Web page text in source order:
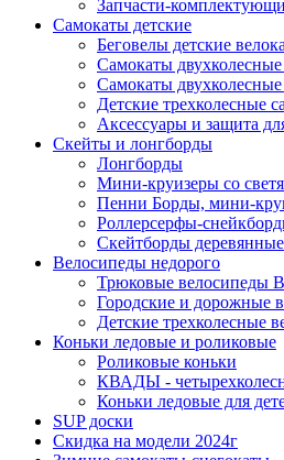
Запчасти-
Самокаты детские
Беговелы детские
Самокаты двухколесные
Самокаты двухколесные
Детские трехколесные
Аксессуары и защита
Cкейты и лонгборды
Лонгборды
Мини-круизеры со
Пенни Борды, мини-
Роллерсерфы-
Скейтборды деревянные
Велосипеды недорого
Трюковые велосипеды
Городские и дорожные
Детские трехколесные
Коньки ледовые и роликовые
Роликовые коньки
КВАДЫ -
Коньки ледовые для
SUP доски
Скидка на модели 2024г